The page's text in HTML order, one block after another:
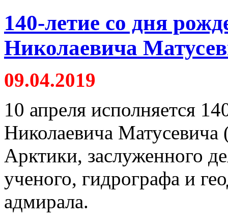
140-летие со дня
Николаевича
09.04.2019
10 апреля исполняется
Николаевича Матусевича
Арктики, заслуженного
ученого, гидрографа и
адмирала.